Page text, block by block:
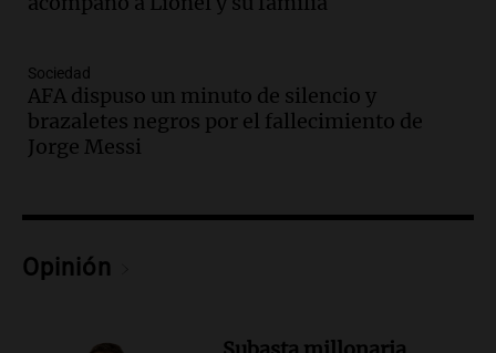
conectividad fronteriza, aérea y digital
Panorama Federal
Episodios
Audio. Del fitness a la longevidad: por
qué crece el consumo de alimentos con
Episodios
Audio.
la cooperativa Talamochita en Villa
Sociedad
AFA dispuso un minuto de silencio y
brazaletes negros por el fallecimiento de
Jorge Messi
Opinión